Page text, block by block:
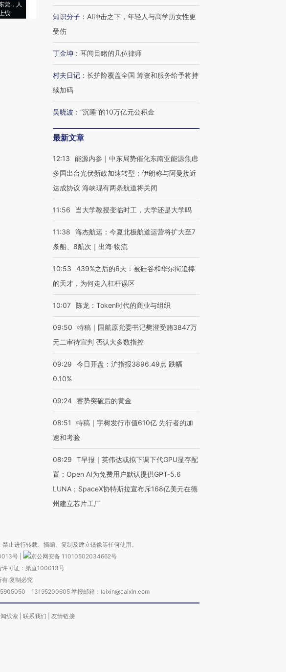
莞，人
线
会，让数智科技“链”接产
【特别呈现】寻找100种
有意思的生活方式·第三对
CFO：不靠规模取胜，华
住三大增长引擎是什么？
知识分子 ： AI冲击之下，年轻人与高学历女性更
受伤
丁金坤 ： 耳闻目睹的几位律师
村夫日记 ： 长护险覆盖全国 筹资和服务给予将持
续加码
吴晓波 ： “沉睡”的10万亿元公积金
最新文章
12:13
能源内参｜中东局势催化东南亚能源焦虑
多国出台光伏新政加速转型；伊朗称与阿曼接近
达成协议 海峡现有两条航道将关闭
11:56 当大学教授变临时工，大学还是大学吗
11:38
海杰航运：今夏北极航道运营将扩大至7
条船、8航次｜出海·物流
10:53
439%之后的6天：被硅谷和华尔街追捧
的天才，为何走入杠杆误区
10:07 陈龙：Token时代的商业与组织
09:50
特稿｜国航原党委书记樊澄受贿3847万
元二审待宣判 否认大多数指控
09:29
今日开盘：沪指报3896.49点 跌幅
0.10%
09:24 蓄势突破后的黄金
08:51
特稿｜宇树发行市值610亿 先行者的加
速和考验
08:29
T早报｜英伟达或拟下调下代GPU显存配
置；Open AI为免费用户默认提供GPT-5.6
LUNA；SpaceX协特斯拉宣布斥168亿美元在德
州建立芯片工厂
止进行转载、摘编、复制及建立镜像等任何使用。
号
京公网安备 11010502034662号
许可证：第直100013号
复制必究
13195200605 举报邮箱：laixin@caixin.com
线索 联系我们 友情链接